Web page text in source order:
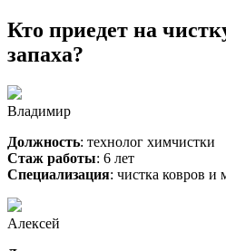
Кто приедет на
запаха?
Владимир
Должность: технолог химчистки
Стаж работы: 6 лет
Специализация: чистка ковров и
Алексей